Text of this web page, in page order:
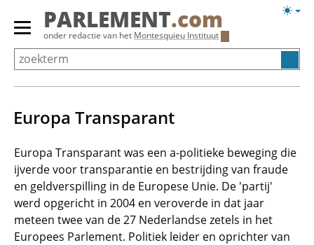
Overslaan
Primair
menu
tonen/verbergen
PARLEMENT.com
onder redactie van het Montesquieu Instituut
Europa Transparant
Europa Transparant was een a-politieke beweging die
ijverde voor transparantie en bestrijding van fraude
en geldverspilling in de Europese Unie. De 'partij'
werd opgericht in 2004 en veroverde in dat jaar
meteen twee van de 27 Nederlandse zetels in het
Europees Parlement. Politiek leider en oprichter van